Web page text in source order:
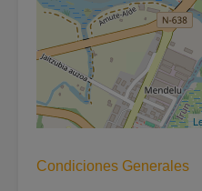
Condiciones Generales